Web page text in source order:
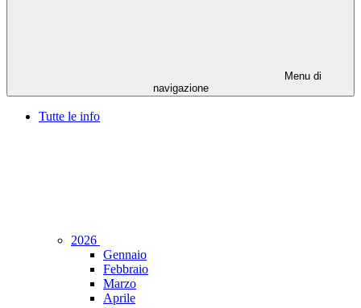
Menu di
navigazione
Tutte le info
2026
Gennaio
Febbraio
Marzo
Aprile